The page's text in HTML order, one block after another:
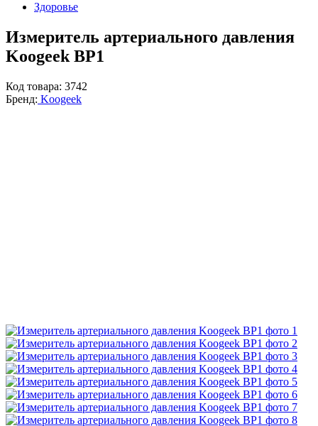
Здоровье
Измеритель артериального давления
Koogeek BP1
Код товара: 3742
Бренд: Koogeek